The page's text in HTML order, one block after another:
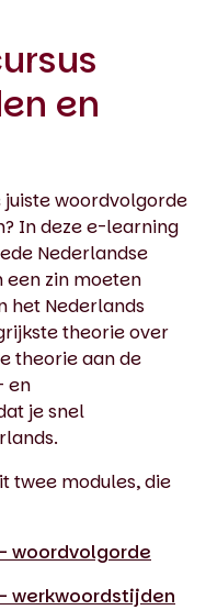
en
woordvolgorde
In deze e-learning
Nederlandse
een zin moeten
het Nederlands
theorie over
theorie aan de
en
je snel
twee modules, die
woordvolgorde
werkwoordstijden